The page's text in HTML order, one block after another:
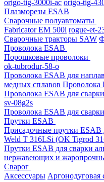
origo-tig-3000i-ac origo-tig-
Плазморезы ESAB
Сварочные полуавтоматы
Fabricator EM 500i rogue-et-
Сварочные тракторы SAW
Проволока ESAB
Порошковые проволоки
ok-tubrodur-58-o
Проволока ESAB для
медных сплавов Проволока
Проволока ESAB для
sv-08g2s
Проволока ESAB для
Прутки ESAB
Присадочные прутки ESAB
Weld T 316LSi (OK Tigrod
Прутки ESAB для сварки
нержавеющих и
Сварог
Аксессуары Аргонодуговая